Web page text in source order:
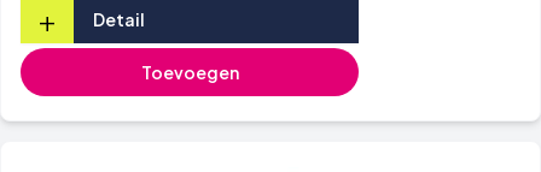
+ Detail
Toevoegen